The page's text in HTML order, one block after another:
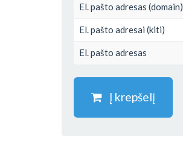
El. pašto adresas (domain)
El. pašto adresai (kiti)
El. pašto adresas
Į krepšelį